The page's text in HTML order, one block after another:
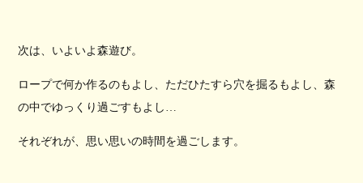
次は、いよいよ森遊び。
ロープで何か作るのもよし、ただひたすら穴を掘るもよし、森
の中でゆっくり過ごすもよし…
それぞれが、思い思いの時間を過ごします。